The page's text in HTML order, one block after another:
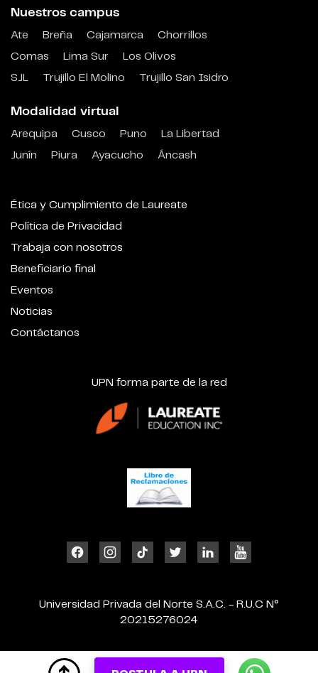
Nuestros campus
Ate Breña Cajamarca
Chorrillos
Comas
Lima Sur
Los Olivos
SJL
Trujillo El Molino Trujillo San Isidro
Modalidad virtual
Arequipa Cusco Puno
La Libertad
Junín
Piura Ayacucho Áncash
Ética y Cumplimiento de Laureate
Política de Privacidad
Trabaja con nosotros
Beneficiario final
Eventos
Noticias
Contáctanos
UPN forma parte de la red
Universidad Privada del Norte S.A.C. - R.U.C N°
20215276024